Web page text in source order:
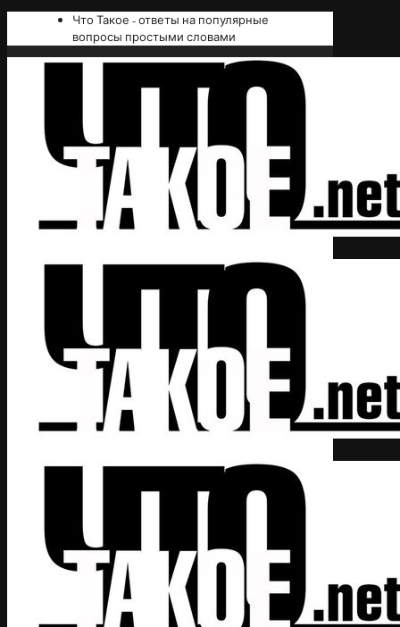
Что Такое - ответы на популярные
вопросы простыми словами